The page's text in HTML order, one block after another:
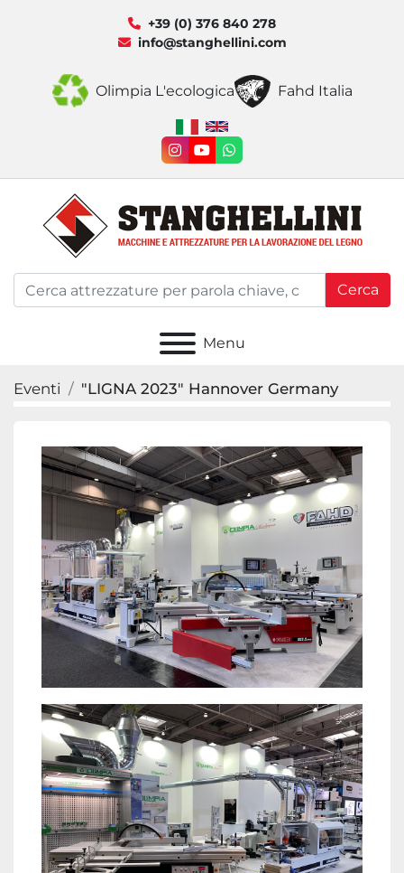
+39 (0) 376 840 278
info@stanghellini.com
Olimpia L'ecologica Fahd Italia
instagram
youtubewhatsapp
Cerca
Menu
Eventi "LIGNA 2023" Hannover Germany